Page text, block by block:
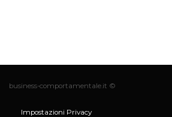
business-comportamentale.it ©
Impostazioni Privacy